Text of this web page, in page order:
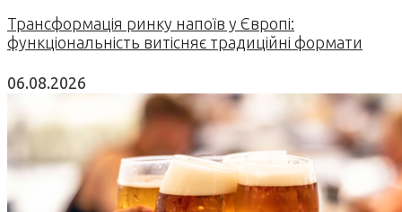
Трансформація ринку напоїв у Європі:
функціональність витісняє традиційні формати
06.08.2026